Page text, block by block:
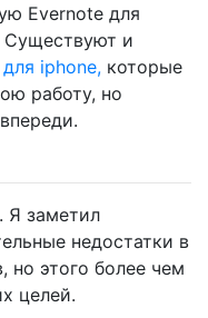
Evernote для
Существуют и
iphone, которые
работу, но
Я заметил
недостатки в
но этого более чем
целей.